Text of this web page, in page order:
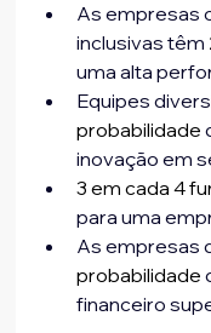
As empresas
inclusivas têm
uma alta
Equipes
probabilidade
inovação em
3 em cada 4
para uma
As empresas
probabilidade
financeiro